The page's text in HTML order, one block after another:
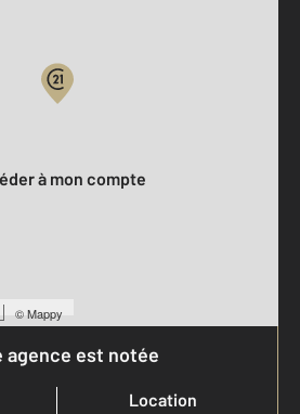
©Mappy
à mon compte
agence est notée
Location